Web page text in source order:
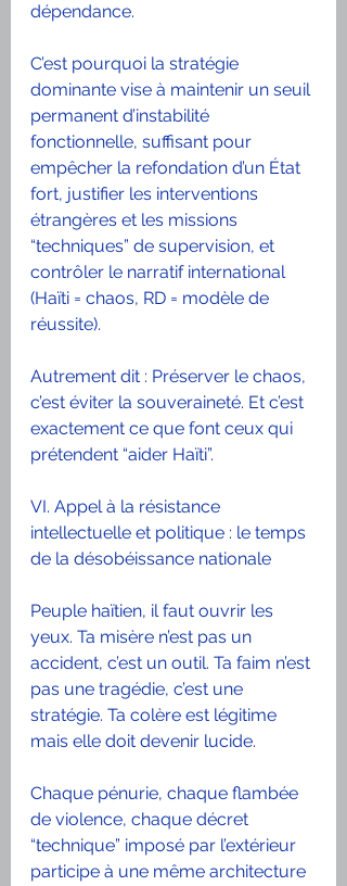
dépendance.
C’est pourquoi la stratégie
dominante vise à maintenir un seuil
permanent d’instabilité
fonctionnelle, suffisant pour
empêcher la refondation d’un État
fort, justifier les interventions
étrangères et les missions
“techniques” de supervision, et
contrôler le narratif international
(Haïti = chaos, RD = modèle de
réussite).
Autrement dit : Préserver le chaos,
c’est éviter la souveraineté. Et c’est
exactement ce que font ceux qui
prétendent “aider Haïti”.
VI. Appel à la résistance
intellectuelle et politique : le temps
de la désobéissance nationale
Peuple haïtien, il faut ouvrir les
yeux. Ta misère n’est pas un
accident, c’est un outil. Ta faim n’est
pas une tragédie, c’est une
stratégie. Ta colère est légitime
mais elle doit devenir lucide.
Chaque pénurie, chaque flambée
de violence, chaque décret
“technique” imposé par l’extérieur
participe à une même architecture